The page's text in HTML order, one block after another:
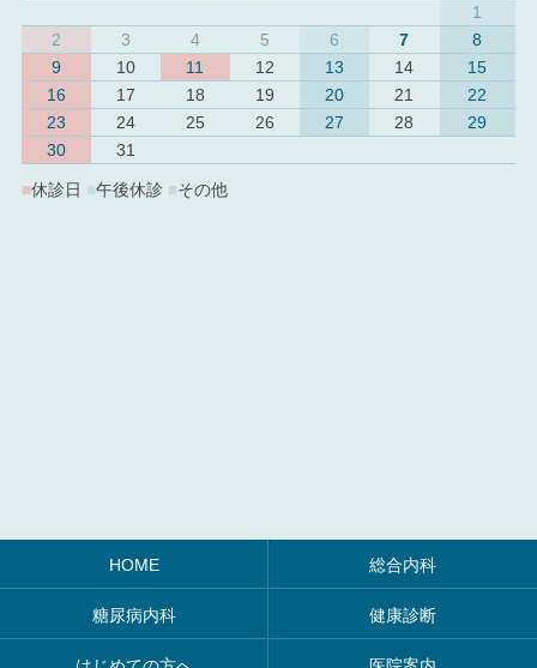
1
2
3 4 5 6 7
8
9
10 11 12 13 14
15
16
17 18 19 20 21
22
23
24 25 26 27 28
29
30
31
■休診日 ■午後休診 その他
HOME 総合内科
糖尿病内科 健康診断